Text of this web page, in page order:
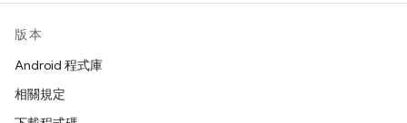
版本
Android 程式庫
相關規定